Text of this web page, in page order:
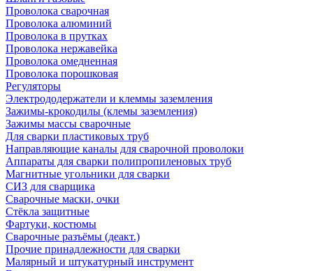
Проволока сварочная
Проволока алюминий
Проволока в прутках
Проволока нержавейка
Проволока омедненная
Проволока порошковая
Регуляторы
Электрододержатели и клеммы заземления
Зажимы-крокодилы (клемы заземления)
Зажимы массы сварочные
Для сварки пластиковых труб
Направляющие каналы для сварочной проволоки
Аппараты для сварки полипропиленовых труб
Магнитные угольники для сварки
СИЗ для сварщика
Сварочные маски, очки
Стёкла защитные
Фартуки, костюмы
Сварочные разъёмы (деакт.)
Прочие принадлежности для сварки
Малярный и штукатурный инструмент